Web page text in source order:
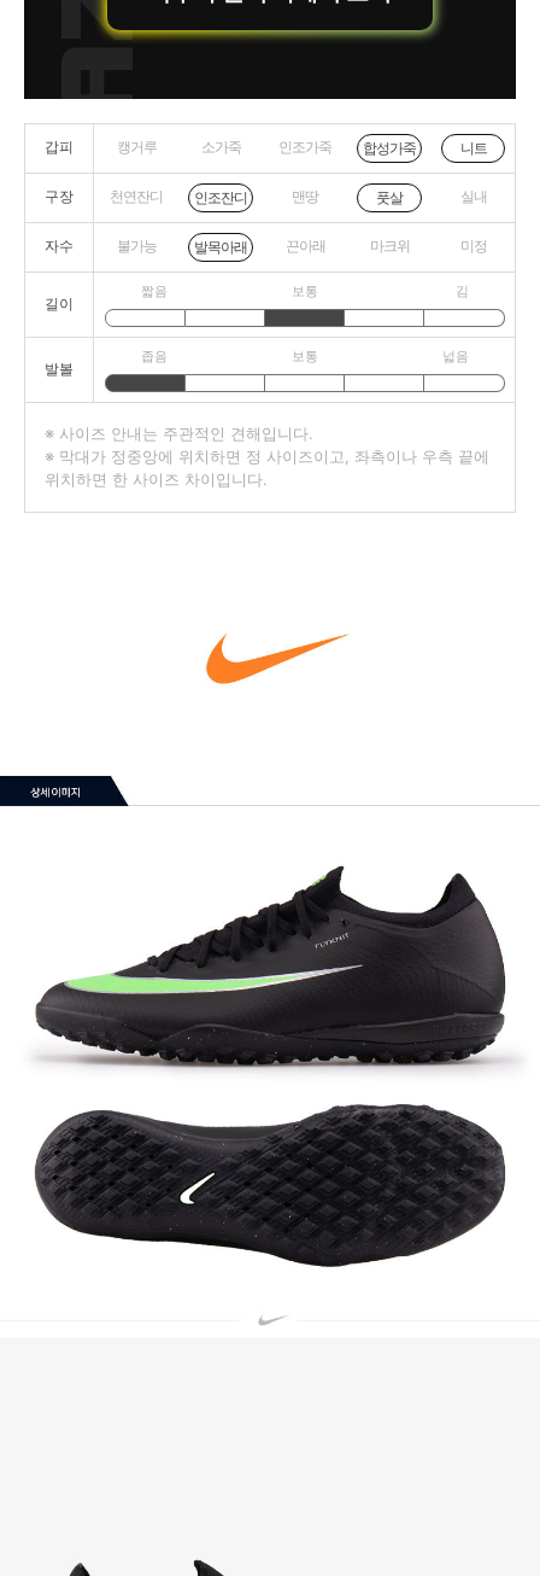
갑피 캥거루 소가죽 인조가죽 합성가죽 니트
구장 천연잔디 인조잔디 맨땅 풋살 실내
자수 불가능 발목아래 끈아래 마크위 미정
길이
짧음 보통 김
발볼
좁음 보통 넓음
※ 사이즈 안내는 주관적인 견해입니다.
※ 막대가 정중앙에 위치하면 정 사이즈이고, 좌측이나 우측 끝에
위치하면 한 사이즈 차이입니다.